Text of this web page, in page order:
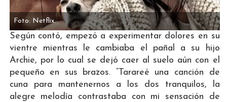
Foto: Netflix.
Según contó, empezó a experimentar dolores en su
vientre mientras le cambiaba el pañal a su hijo
Archie, por lo cual se dejó caer al suelo aún con el
pequeño en sus brazos. “Tarareé una canción de
cuna para mantenernos a los dos tranquilos, la
alegre melodía contrastaba con mi sensación de